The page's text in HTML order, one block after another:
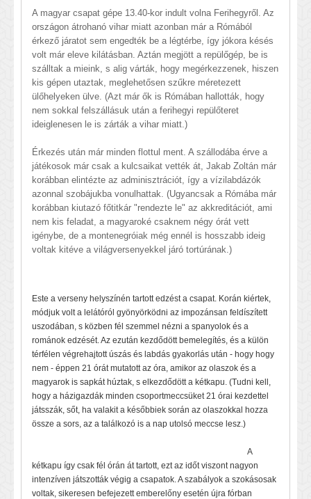
A magyar csapat gépe 13.40-kor indult volna Ferihegyről. Az
országon átrohanó vihar miatt azonban már a Rómából
érkező járatot sem engedték be a légtérbe, így jókora késés
volt már eleve kilátásban. Aztán megjött a repülőgép, be is
szálltak a mieink, s alig várták, hogy megérkezzenek, hiszen
kis gépen utaztak, meglehetősen szűkre méretezett
ülőhelyeken ülve. (Azt már ők is Rómában hallották, hogy
nem sokkal felszállásuk után a ferihegyi repülőteret
ideiglenesen le is zárták a vihar miatt.)
Érkezés után már minden flottul ment. A szállodába érve a
játékosok már csak a kulcsaikat vették át, Jakab Zoltán már
korábban elintézte az adminisztrációt, így a vízilabdázók
azonnal szobájukba vonulhattak. (Ugyancsak a Rómába már
korábban kiutazó főtitkár "rendezte le" az akkreditációt, ami
nem kis feladat, a magyaroké csaknem négy órát vett
igénybe, de a montenegróiak még ennél is hosszabb ideig
voltak kitéve a világversenyekkel járó tortúrának.)
Este a verseny helyszínén tartott edzést a csapat. Korán kiértek,
módjuk volt a lelátóról gyönyörködni az impozánsan feldíszített
uszodában, s közben fél szemmel nézni a spanyolok és a
románok edzését. Az ezután kezdődött bemelegítés, és a külön
térfélen végrehajtott úszás és labdás gyakorlás után - hogy hogy
nem - éppen 21 órát mutatott az óra, amikor az olaszok és a
magyarok is sapkát húztak, s elkezdődött a kétkapu. (Tudni kell,
hogy a házigazdák minden csoportmeccsüket 21 órai kezdettel
játsszák, sőt, ha valakit a későbbiek során az olaszokkal hozza
össze a sors, az a találkozó is a nap utolsó meccse lesz.)
A
kétkapu így csak fél órán át tartott, ezt az időt viszont nagyon
intenzíven játszották végig a csapatok. A szabályok a szokásosak
voltak, sikeresen befejezett emberelőny esetén újra fórban